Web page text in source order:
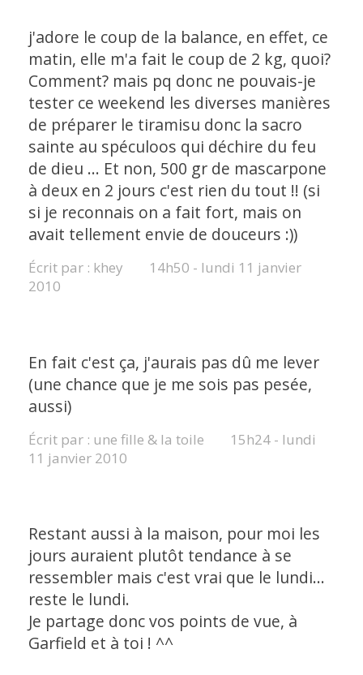
j'adore le coup de la balance, en effet, ce
matin, elle m'a fait le coup de 2 kg, quoi?
Comment? mais pq donc ne pouvais-je
tester ce weekend les diverses manières
de préparer le tiramisu donc la sacro
sainte au spéculoos qui déchire du feu
de dieu ... Et non, 500 gr de mascarpone
à deux en 2 jours c'est rien du tout !! (si
si je reconnais on a fait fort, mais on
avait tellement envie de douceurs :))
Écrit par : khey 14h50 - lundi 11 janvier
2010
En fait c'est ça, j'aurais pas dû me lever
(une chance que je me sois pas pesée,
aussi)
Écrit par : une fille & la toile 15h24 - lundi
11 janvier 2010
Restant aussi à la maison, pour moi les
jours auraient plutôt tendance à se
ressembler mais c'est vrai que le lundi...
reste le lundi.
Je partage donc vos points de vue, à
Garfield et à toi ! ^^